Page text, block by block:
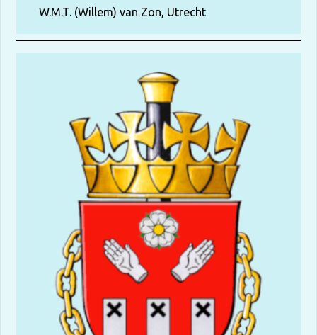
W.M.T. (Willem) van Zon, Utrecht